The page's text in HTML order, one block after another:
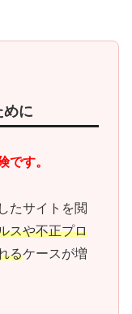
めに
です。
たサイトを閲
スや不正プロ
るケースが増